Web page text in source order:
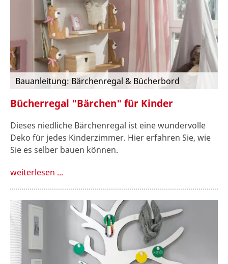
Bauanleitung: Bärchenregal & Bücherbord
Bücherregal "Bärchen" für Kinder
Dieses niedliche Bärchenregal ist eine wundervolle
Deko für jedes Kinderzimmer. Hier erfahren Sie, wie
Sie es selber bauen können.
weiterlesen ...